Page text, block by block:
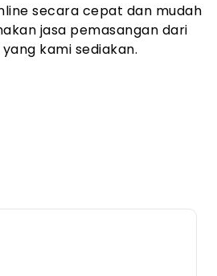
secara cepat dan mudah
jasa pemasangan dari
kami sediakan.